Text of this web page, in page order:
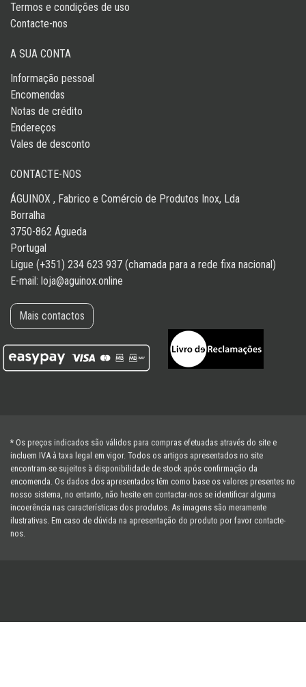
Termos e condições de uso
Contacte-nos
A SUA CONTA
Informação pessoal
Encomendas
Notas de crédito
Endereços
Vales de desconto
CONTACTE-NOS
ÁGUINOX , Fabrico e Comércio de Produtos Inox, Lda
Borralha
3750-862 Águeda
Portugal
Ligue (+351) 234 623 937 (chamada para a rede fixa nacional)
E-mail: loja@aguinox.online
Mais contactos
* Os preços indicados são válidos para compras efetuadas através do site e
incluem IVA à taxa legal em vigor. Todos os artigos apresentados no site
encontram-se sujeitos à disponibilidade de stock após confirmação da
encomenda. Os dados dos apresentados têm como base os valores presentes no
nosso sistema, no entanto, não hesite em contactar-nos se identificar alguma
incoerência nas características dos produtos. As imagens são meramente
ilustrativas. Em caso de dúvida na apresentação do produto por favor contacte-
nos.